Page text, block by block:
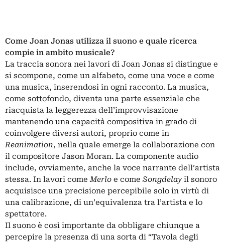
Come Joan Jonas utilizza il suono e quale ricerca
compie in ambito musicale?
La traccia sonora nei lavori di Joan Jonas si distingue e
si scompone, come un alfabeto, come una voce e come
una musica, inserendosi in ogni racconto. La musica,
come sottofondo, diventa una parte essenziale che
riacquista la leggerezza dell’improvvisazione
mantenendo una capacità compositiva in grado di
coinvolgere diversi autori, proprio come in
Reanimation, nella quale emerge la collaborazione con
il compositore Jason Moran. La componente audio
include, ovviamente, anche la voce narrante dell’artista
stessa. In lavori comeMerlo e come Songdelay il sonoro
acquisisce una precisione percepibile solo in virtù di
una calibrazione, di un’equivalenza tra l’artista e lo
spettatore.
Il suono è così importante da obbligare chiunque a
percepire la presenza di una sorta di “Tavola degli